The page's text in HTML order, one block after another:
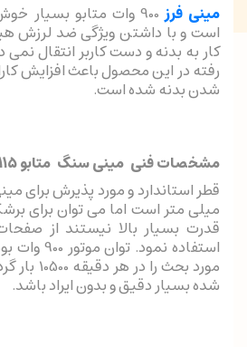
مینی فرز
900 وات متابو
است و با داشتن ویژگی ضد لرزش
کار به بدنه و دست کاربر انتقال نمی
رفته در این محصول باعث افزایش
شدن بدنه شده است.
مشخصات فنی مینی سنگ متابو W9-115
میلی متر است اما می توان برای
استفاده
مورد بحث
شده بسیار دقیق و بدون ایراد باشد.